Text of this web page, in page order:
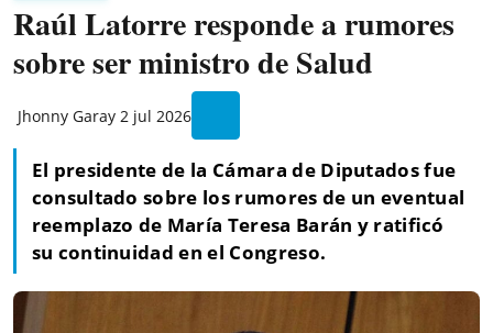
Raúl Latorre responde a rumores
sobre ser ministro de Salud
Jhonny Garay 2 jul 2026
El presidente de la Cámara de Diputados fue
consultado sobre los rumores de un eventual
reemplazo de María Teresa Barán y ratificó
su continuidad en el Congreso.